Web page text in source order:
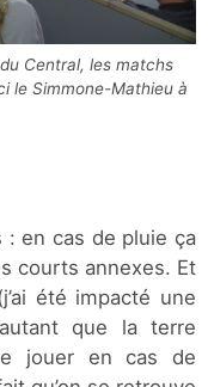
le Simmone-Mathieu à
en cas de pluie ça
courts annexes. Et
été impacté une
que la terre
jouer en cas de